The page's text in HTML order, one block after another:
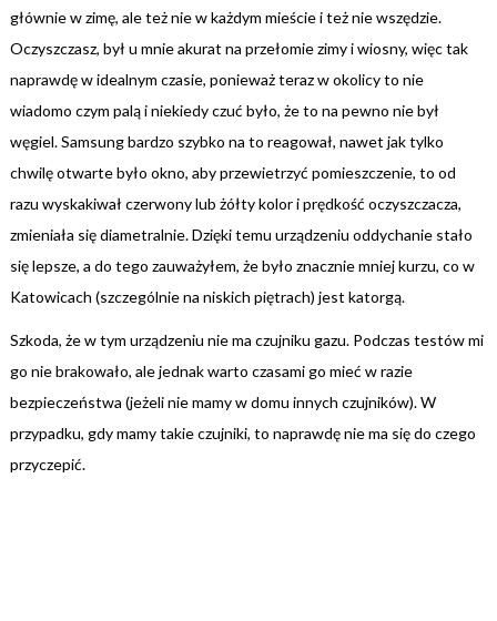
głównie w zimę, ale też nie w każdym mieście i też nie wszędzie.
Oczyszczasz, był u mnie akurat na przełomie zimy i wiosny, więc tak
naprawdę w idealnym czasie, ponieważ teraz w okolicy to nie
wiadomo czym palą i niekiedy czuć było, że to na pewno nie był
węgiel. Samsung bardzo szybko na to reagował, nawet jak tylko
chwilę otwarte było okno, aby przewietrzyć pomieszczenie, to od
razu wyskakiwał czerwony lub żółty kolor i prędkość oczyszczacza,
zmieniała się diametralnie. Dzięki temu urządzeniu oddychanie stało
się lepsze, a do tego zauważyłem, że było znacznie mniej kurzu, co w
Katowicach (szczególnie na niskich piętrach) jest katorgą.
Szkoda, że w tym urządzeniu nie ma czujniku gazu. Podczas testów mi
go nie brakowało, ale jednak warto czasami go mieć w razie
bezpieczeństwa (jeżeli nie mamy w domu innych czujników). W
przypadku, gdy mamy takie czujniki, to naprawdę nie ma się do czego
przyczepić.